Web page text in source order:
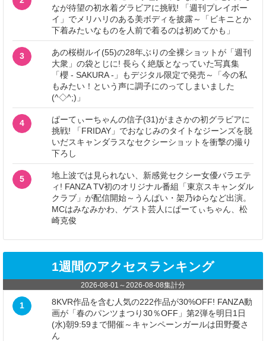
なが待望の初水着グラビアに挑戦! 「週刊プレイボー
イ」でメリハリのある美ボディを披露～「ビキニとか
下着みたいなものを人前で着るのは初めてかも」
3
あの桜樹ルイ(55)の28年ぶりの全裸ショットが「週刊
大衆」の袋とじに! 長らく絶版となっていた写真集
「櫻 - SAKURA -」もデジタル限定で発売～「今の私
もみたい！という声に調子にのってしまいました
(^◇^;)」
4
ぱーてぃーちゃんの信子(31)がまさかの初グラビアに
挑戦! 「FRIDAY」でおなじみのタイトなジーンズを脱
いだスキャンダラスなセクシーショットを衝撃の撮り
下ろし
5
地上波では見られない、新感覚セクシー女優バラエテ
ィ! FANZA TV初のオリジナル番組「東京スキャンダル
クラブ」が配信開始～うんぱい・架乃ゆらなど出演。
MCはみなみかわ、ゲスト芸人にぱーてぃちゃん、松
崎克俊
1週間のアクセスランキング
2026-08-01 ～ 2026-08-08集計分
1
8KVR作品を含む人気の222作品が30%OFF! FANZA動
画が「春のパンツまつり30％OFF」第2弾を明日1日
(水)朝9:59まで開催～キャンペーンガールは田野憂さ
ん